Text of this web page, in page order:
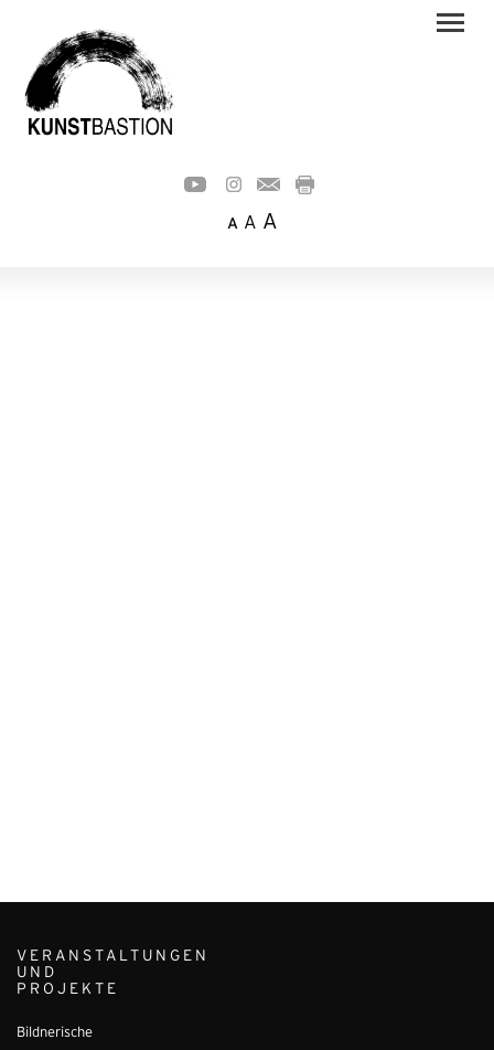
A A A
VERANSTALTUNGEN
UND
PROJEKTE
Bildnerische